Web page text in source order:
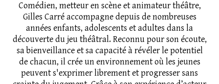
Comédien, metteur en scène et animateur théâtre,
Gilles Carré accompagne depuis de nombreuses
années enfants, adolescents et adultes dans la
découverte du jeu théâtral. Reconnu pour son écoute,
sa bienveillance et sa capacité à révéler le potentiel
de chacun, il crée un environnement où les jeunes
peuvent s'exprimer librement et progresser sans